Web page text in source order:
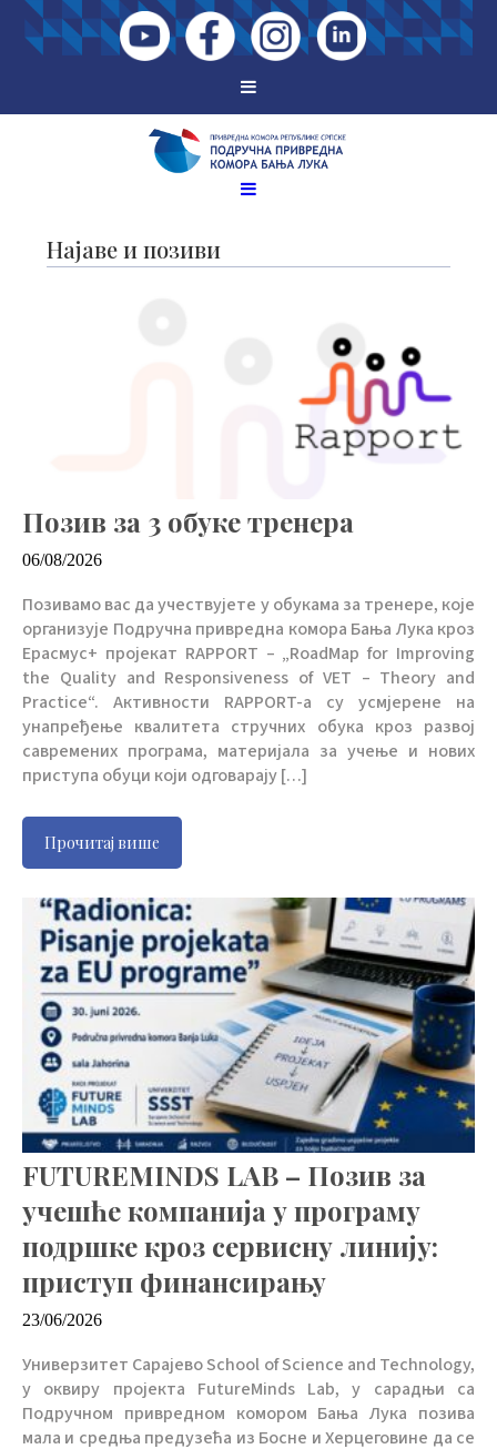
Најаве и позиви
Позив за 3 обуке тренера
06/08/2026
Позивамо вас да учествујете у обукама за тренере, које
организује Подручна привредна комора Бања Лука кроз
Ерасмус+ пројекат RAPPORT – „RoadMap for Improving
the Quality and Responsiveness of VET – Theory and
Practice“. Активности RAPPORT-a су усмјерене на
унапређење квалитета стручних обука кроз развој
савремених програма, материјала за учење и нових
приступа обуци који одговарају […]
Прочитај више
FUTUREMINDS LAB – Позив за
учешће компанија у програму
подршке кроз сервисну линију:
приступ финансирању
23/06/2026
Универзитет Сарајево School of Science and Technology,
у оквиру пројекта FutureMinds Lab, у сарадњи са
Подручном привредном комором Бања Лука позива
мала и средња предузећа из Босне и Херцеговине да се